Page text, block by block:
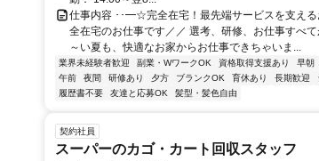
仕事内容 ･･━☆完全在宅！最先端サービスを支え
全在宅のお仕事です／／ 選考、研修、お仕事すべ
～い夏も、快適なお家からお仕事できちゃいま...
業界未経験者歓迎 副業・WワークOK 資格取得支援あり 早朝
午前
夜間 研修あり 夕方 ブランクOK 育休あり 長期歓迎
履歴書不要
友達と応募OK 髪型・髪色自由
契約社員
スーパーのカゴ・カート回収スタッフ